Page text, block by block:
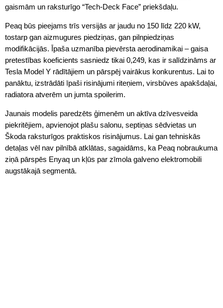
gaismām un raksturīgo “Tech-Deck Face” priekšdaļu.
Peaq būs pieejams trīs versijās ar jaudu no 150 līdz 220 kW,
tostarp gan aizmugures piedziņas, gan pilnpiedziņas
modifikācijās. Īpaša uzmanība pievērsta aerodinamikai – gaisa
pretestības koeficients sasniedz tikai 0,249, kas ir salīdzināms ar
Tesla Model Y rādītājiem un pārspēj vairākus konkurentus. Lai to
panāktu, izstrādāti īpaši risinājumi riteņiem, virsbūves apakšdaļai,
radiatora atverēm un jumta spoilerim.
Jaunais modelis paredzēts ģimenēm un aktīva dzīvesveida
piekritējiem, apvienojot plašu salonu, septiņas sēdvietas un
Škoda raksturīgos praktiskos risinājumus. Lai gan tehniskās
detaļas vēl nav pilnībā atklātas, sagaidāms, ka Peaq nobraukuma
ziņā pārspēs Enyaq un kļūs par zīmola galveno elektromobili
augstākajā segmentā.